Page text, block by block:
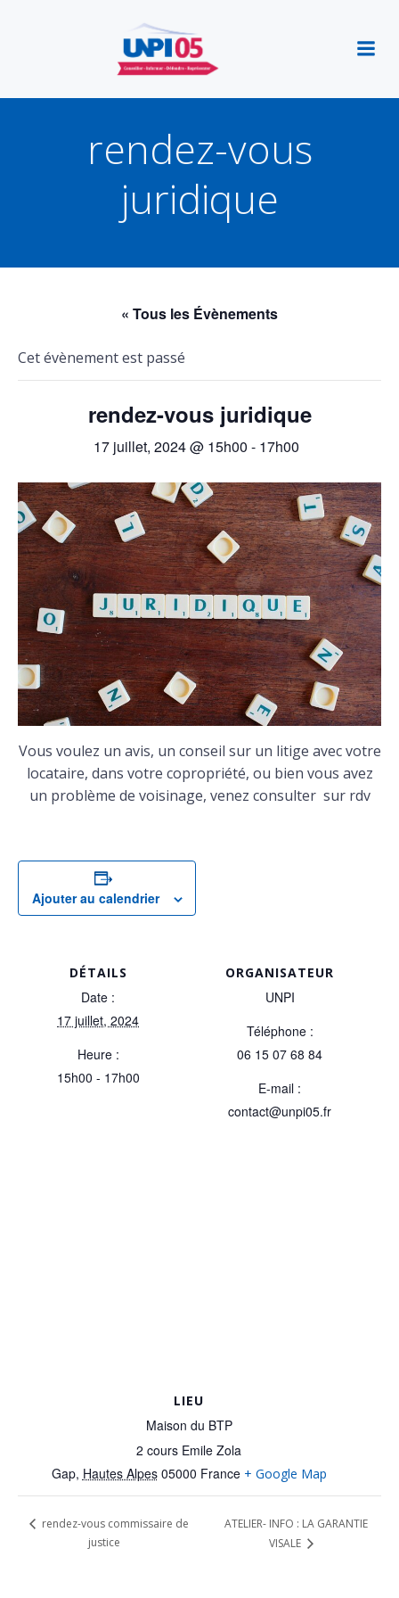
contenu
rendez-vous
juridique
« Tous les Évènements
Cet évènement est passé
rendez-vous juridique
17 juillet, 2024 @ 15h00 - 17h00
Vous voulez un avis, un conseil sur un litige avec votre
locataire, dans votre copropriété, ou bien vous avez
un problème de voisinage, venez consulter sur rdv
Ajouter au calendrier
DÉTAILS
Date :
17 juillet, 2024
Heure :
15h00 - 17h00
ORGANISATEUR
UNPI
Téléphone :
06 15 07 68 84
E-mail :
contact@unpi05.fr
LIEU
Maison du BTP
2 cours Emile Zola
Gap, Hautes Alpes 05000 France + Google Map
rendez-vous commissaire de
justice
ATELIER- INFO : LA GARANTIE
VISALE